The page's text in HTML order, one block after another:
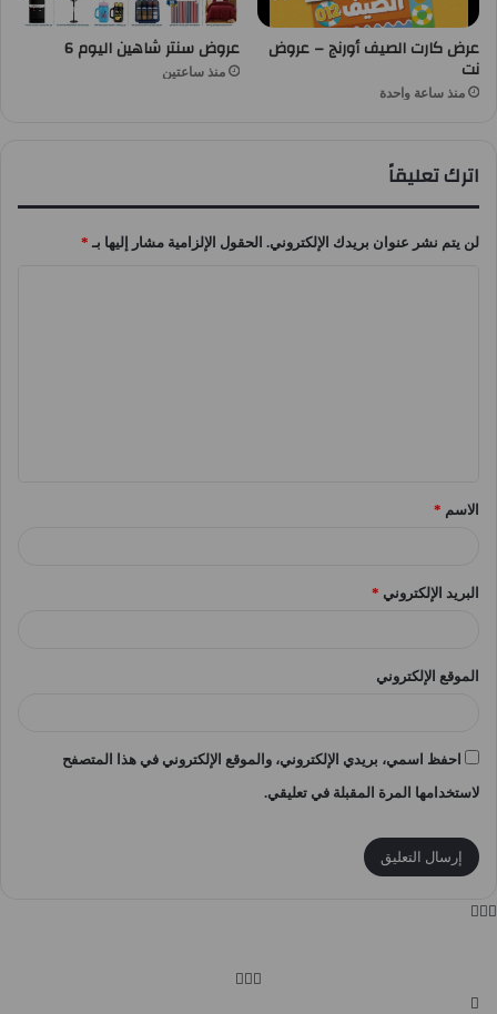
عرض كارت الصيف أورنج – عروض
نت
منذ ساعة واحدة
عروض سنتر شاهين اليوم 6
منذ ساعتين
اترك تعليقاً
لن يتم نشر عنوان بريدك الإلكتروني. الحقول الإلزامية مشار إليها بـ *
*الاسم *
البريد الإلكتروني *
الموقع الإلكتروني
احفظ اسمي، بريدي الإلكتروني، والموقع الإلكتروني في هذا المتصفح
لاستخدامها المرة المقبلة في تعليقي.